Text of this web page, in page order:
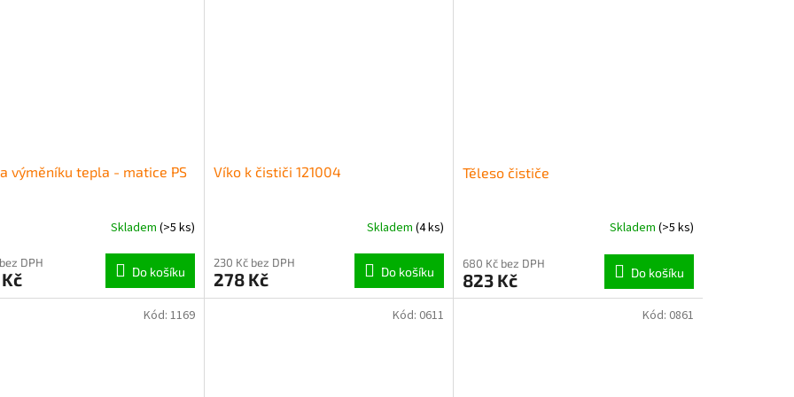
výměníku tepla - matice PS
Skladem (>5 ks)
DPH
Do košíku
Víko k čističi 121004
Skladem (4 ks)
230 Kč bez DPH
278 Kč Do košíku
Těleso čističe
Skladem (>5 ks)
680 Kč bez DPH
823 Kč Do košíku
Kód: 1169 Kód: 0611 Kód: 0861